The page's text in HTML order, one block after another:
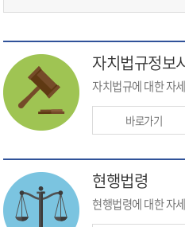
자치법규정보
자치법규에 대한 자
바로가기
현행법령
현행법령에 대한 자